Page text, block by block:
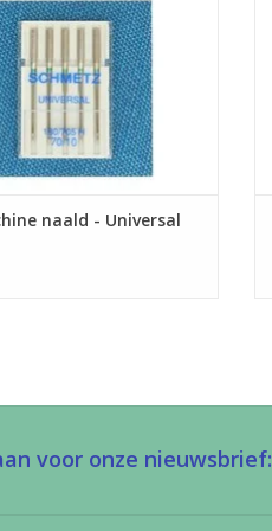
AAN WINKELWAGEN
naald - Universal
voor onze nieuwsbrief: